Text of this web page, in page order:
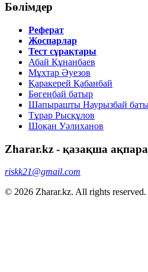
Бөлімдер
Реферат
Жоспарлар
Тест сұрақтары
Абай Құнанбаев
Мұхтар Әуезов
Қаракерей Қабанбай
Бөгенбай батыр
Шапырашты Наурызбай
Тұрар Рысқұлов
Шоқан Уәлиханов
Zharar.kz - қазақша
riskk21@gmail.com
© 2026 Zharar.kz. All rights reserved.